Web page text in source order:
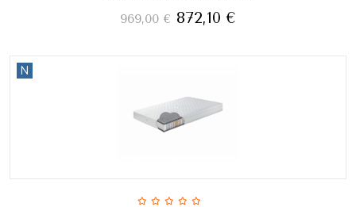
969,00 € 872,10 €
N